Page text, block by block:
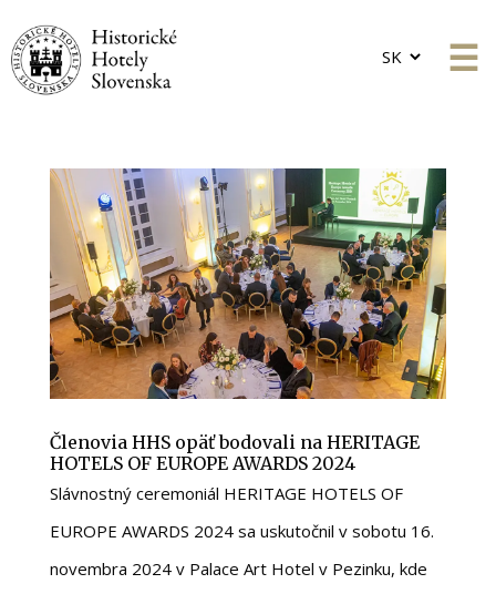
Choose
Členovia HHS opäť bodovali na HERITAGE
HOTELS OF EUROPE AWARDS 2024
Slávnostný ceremoniál HERITAGE HOTELS OF
EUROPE AWARDS 2024 sa uskutočnil v sobotu 16.
novembra 2024 v Palace Art Hotel v Pezinku, kde